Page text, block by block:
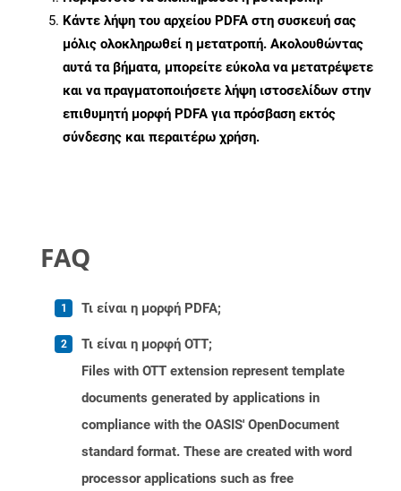
Κάντε λήψη του αρχείου PDFA στη συσκευή σας
μόλις ολοκληρωθεί η μετατροπή. Ακολουθώντας
αυτά τα βήματα, μπορείτε εύκολα να μετατρέψετε
και να πραγματοποιήσετε λήψη ιστοσελίδων στην
επιθυμητή μορφή PDFA για πρόσβαση εκτός
σύνδεσης και περαιτέρω χρήση.
FAQ
Τι είναι η μορφή PDFA;
Τι είναι η μορφή OTT;
Files with OTT extension represent template
documents generated by applications in
compliance with the OASIS' OpenDocument
standard format. These are created with word
processor applications such as free